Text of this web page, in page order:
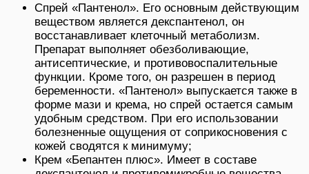
Спрей «Пантенол». Его основным действующим
веществом является декспантенол, он
восстанавливает клеточный метаболизм.
Препарат выполняет обезболивающие,
антисептические, и противовоспалительные
функции. Кроме того, он разрешен в период
беременности. «Пантенол» выпускается также в
форме мази и крема, но спрей остается самым
удобным средством. При его использовании
болезненные ощущения от соприкосновения с
кожей сводятся к минимуму;
Крем «Бепантен плюс». Имеет в составе